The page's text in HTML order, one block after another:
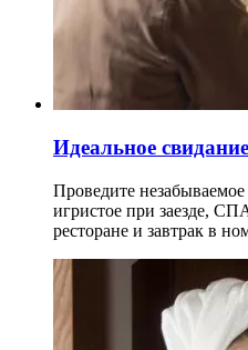
Идеальное свидание
Проведите
игристое при заезде,
ресторане и завтрак в